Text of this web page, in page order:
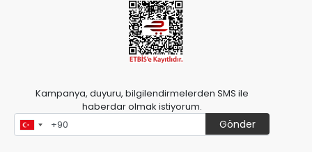
Kampanya, duyuru, bilgilendirmelerden SMS ile
haberdar olmak istiyorum.
Gönder